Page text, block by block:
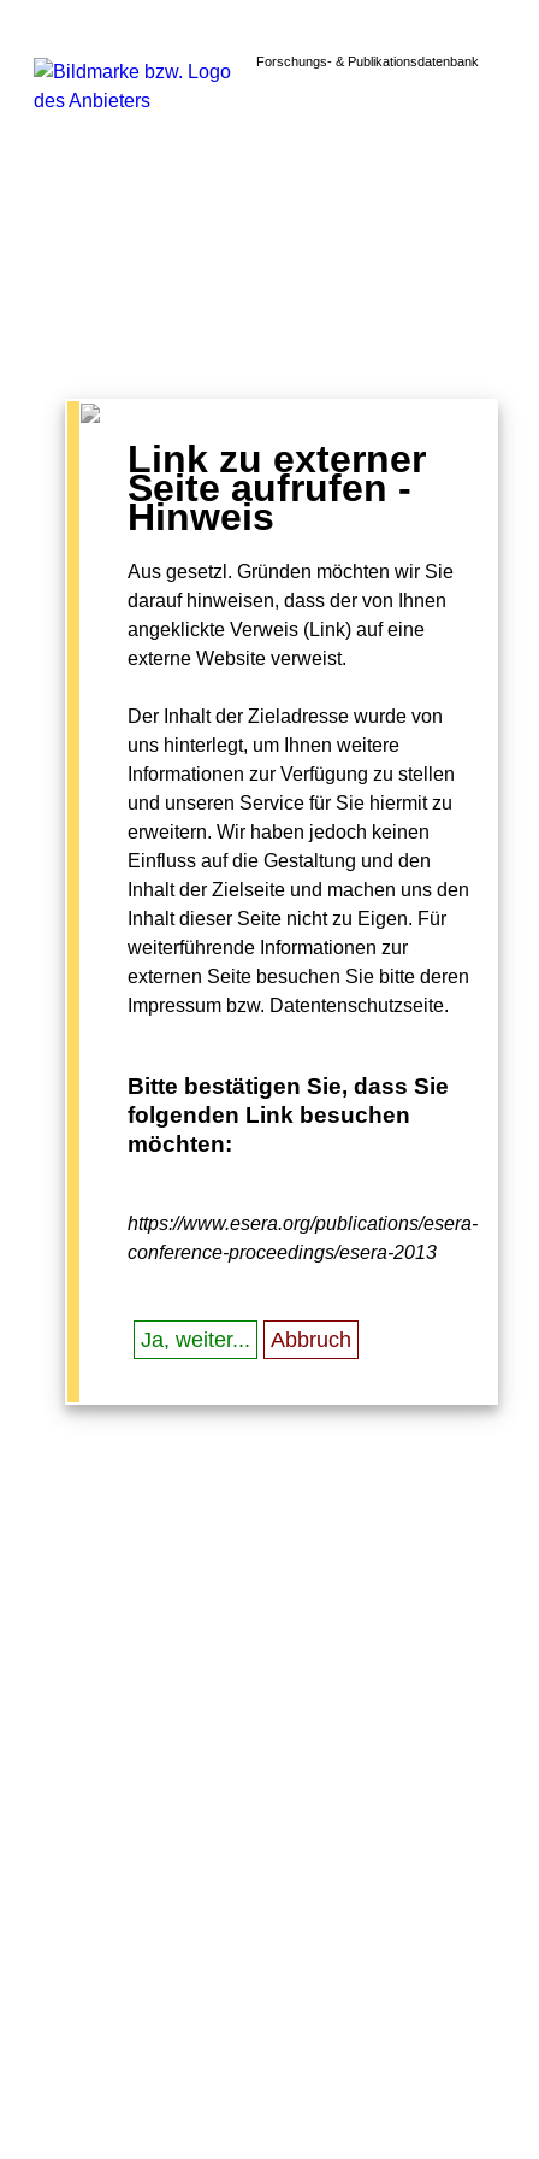
Forschungs- & Publikationsdatenbank
Link zu externer
Seite aufrufen -
Hinweis
Aus gesetzl. Gründen möchten wir Sie
darauf hinweisen, dass der von Ihnen
angeklickte Verweis (Link) auf eine
externe Website verweist.
Der Inhalt der Zieladresse wurde von
uns hinterlegt, um Ihnen weitere
Informationen zur Verfügung zu stellen
und unseren Service für Sie hiermit zu
erweitern. Wir haben jedoch keinen
Einfluss auf die Gestaltung und den
Inhalt der Zielseite und machen uns den
Inhalt dieser Seite nicht zu Eigen. Für
weiterführende Informationen zur
externen Seite besuchen Sie bitte deren
Impressum bzw. Datentenschutzseite.
Bitte bestätigen Sie, dass Sie
folgenden Link besuchen
möchten:
https://www.esera.org/publications/esera-
conference-proceedings/esera-2013
Ja, weiter... Abbruch